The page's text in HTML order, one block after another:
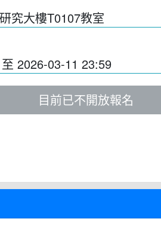
究大樓T0107教室
至 2026-03-11 23:59
目前已不開放報名